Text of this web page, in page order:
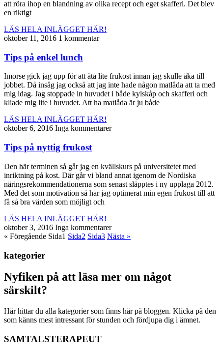
att röra ihop en blandning av olika recept och eget skafferi. Det blev
en riktigt
LÄS HELA INLÄGGET HÄR!
oktober 11, 2016 1 kommentar
Tips på enkel lunch
Imorse gick jag upp för att äta lite frukost innan jag skulle åka till
jobbet. Då insåg jag också att jag inte hade någon matlåda att ta med
mig idag. Jag stoppade in huvudet i både kylskåp och skafferi och
kliade mig lite i huvudet. Att ha matlåda är ju både
LÄS HELA INLÄGGET HÄR!
oktober 6, 2016 Inga kommentarer
Tips på nyttig frukost
Den här terminen så går jag en kvällskurs på universitetet med
inriktning på kost. Där går vi bland annat igenom de Nordiska
näringsrekommendationerna som senast släpptes i ny upplaga 2012.
Med det som motivation så har jag optimerat min egen frukost till att
få så bra värden som möjligt och
LÄS HELA INLÄGGET HÄR!
oktober 3, 2016 Inga kommentarer
« Föregående Sida1 Sida2 Sida3 Nästa »
kategorier
Nyfiken på att läsa mer om något
särskilt?
Här hittar du alla kategorier som finns här på bloggen. Klicka på den
som känns mest intressant för stunden och fördjupa dig i ämnet.
SAMTALSTERAPEUT